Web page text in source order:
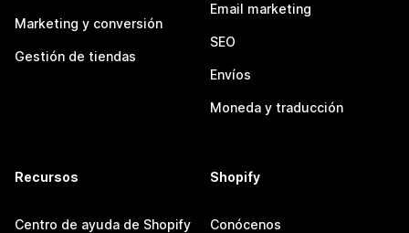
Marketing y conversión
Gestión de tiendas
Email marketing
SEO
Envíos
Moneda y traducción
Recursos
Centro de ayuda de Shopify
Shopify
Conócenos